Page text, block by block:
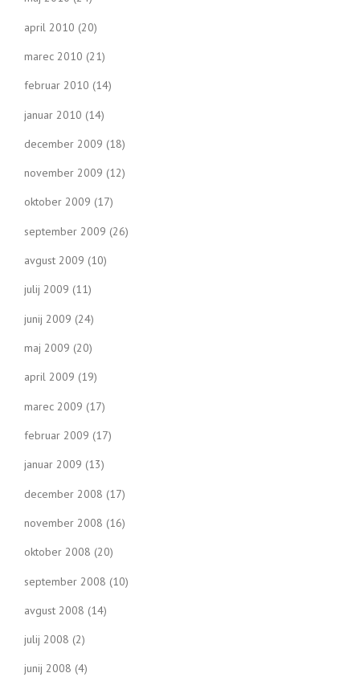
april 2010 (20)
marec 2010 (21)
februar 2010 (14)
januar 2010 (14)
december 2009 (18)
november 2009 (12)
oktober 2009 (17)
september 2009 (26)
avgust 2009 (10)
julij 2009 (11)
junij 2009 (24)
maj 2009 (20)
april 2009 (19)
marec 2009 (17)
februar 2009 (17)
januar 2009 (13)
december 2008 (17)
november 2008 (16)
oktober 2008 (20)
september 2008 (10)
avgust 2008 (14)
julij 2008 (2)
junij 2008 (4)